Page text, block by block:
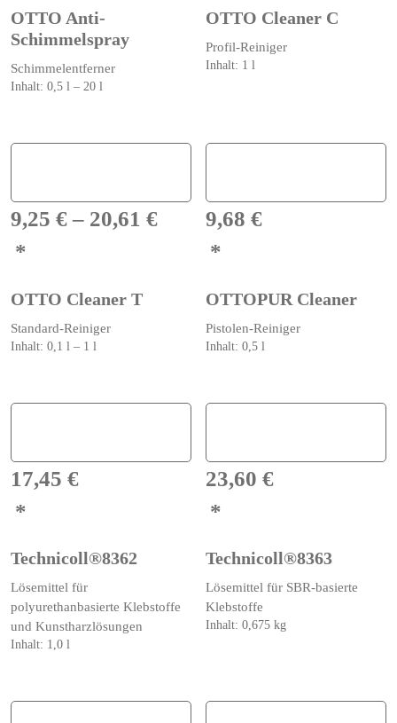
der
Produktseite
gewählt
werden
der
Produktseite
gewählt
OTTO Anti-
Schimmelspray
Schimmelentferner
Inhalt: 0,5 l – 20 l
weist
auf.
Die
Optionen
der
Produktseite
gewählt
OTTO Cleaner C
Profil-Reiniger
Inhalt: 1l
9,25 €– 20,61 €
OTTO Cleaner T
Standard-Reiniger
Inhalt: 0,1 l – 1 l
weist
auf.
Die
Optionen
der
Produktseite
gewählt
werden
9,68€
OTTOPUR Cleaner
Pistolen-Reiniger
Inhalt: 0,5l
17,45 €
Technicoll®8362
Lösemittel für
polyurethanbasierte Klebstoffe
und Kunstharzlösungen
Inhalt: 1,0 l
23,60€
Technicoll®8363
Lösemittel für SBR-basierte
Klebstoffe
Inhalt: 0,675kg